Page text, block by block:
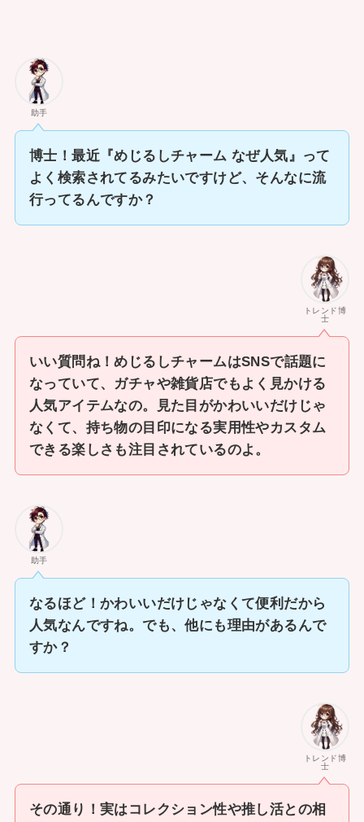
助手
博士！最近『めじるしチャーム なぜ人気』って
よく検索されてるみたいですけど、そんなに流
行ってるんですか？
トレンド博
士
いい質問ね！めじるしチャームはSNSで話題に
なっていて、ガチャや雑貨店でもよく見かける
人気アイテムなの。見た目がかわいいだけじゃ
なくて、持ち物の目印になる実用性やカスタム
できる楽しさも注目されているのよ。
助手
なるほど！かわいいだけじゃなくて便利だから
人気なんですね。でも、他にも理由があるんで
すか？
トレンド博
士
その通り！実はコレクション性や推し活との相